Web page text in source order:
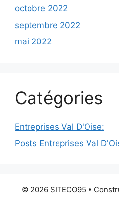
octobre 2022
septembre 2022
mai 2022
Catégories
Entreprises Val D'Oise:
Posts Entreprises Val
© 2026 SITECO95 •